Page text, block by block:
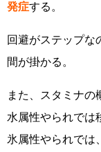
発症する。
回避がステップな
間が掛かる。
また、スタミナの
水属性やられでは
氷属性やられでは